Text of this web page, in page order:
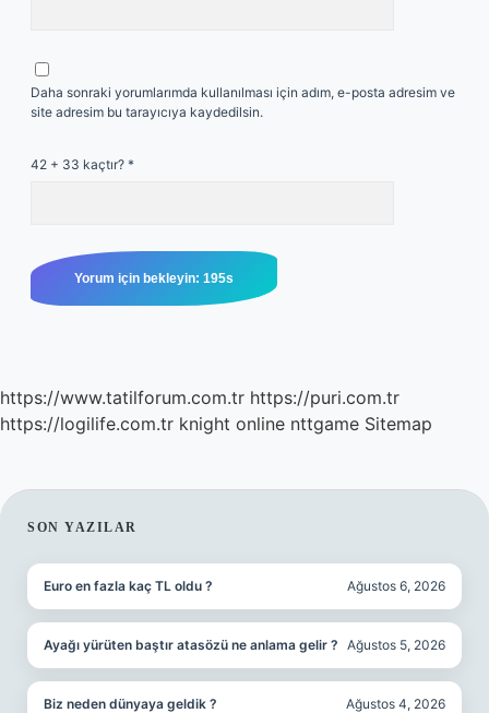
Daha sonraki yorumlarımda kullanılması için adım, e-posta adresim ve
site adresim bu tarayıcıya kaydedilsin.
42 + 33 kaçtır? *
https://www.tatilforum.com.tr https://puri.com.tr
https://logilife.com.tr knight online nttgame Sitemap
SIDEBAR
SON YAZILAR
Euro en fazla kaç TL oldu ? Ağustos 6, 2026
Ayağı yürüten baştır atasözü ne anlama gelir ? Ağustos 5, 2026
Biz neden dünyaya geldik ? Ağustos 4, 2026